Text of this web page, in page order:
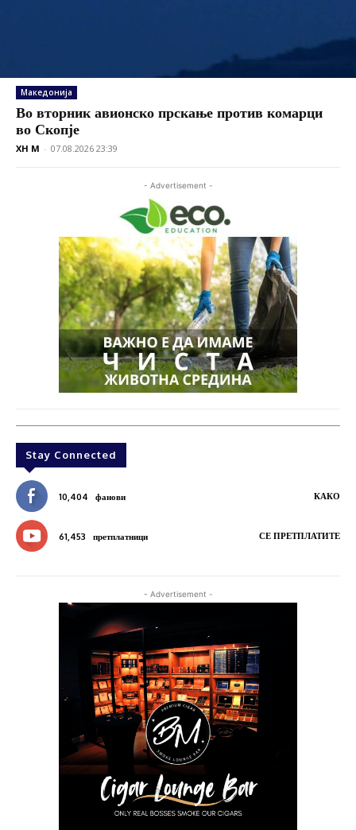
Македонија
Во вторник авионско прскање против комарци
во Скопје
XH M - 07.08.2026 23:39
- Advertisement -
Stay Connected
10,404 фанови КАКО
61,453 претплатници СЕ ПРЕТПЛАТИТЕ
- Advertisement -